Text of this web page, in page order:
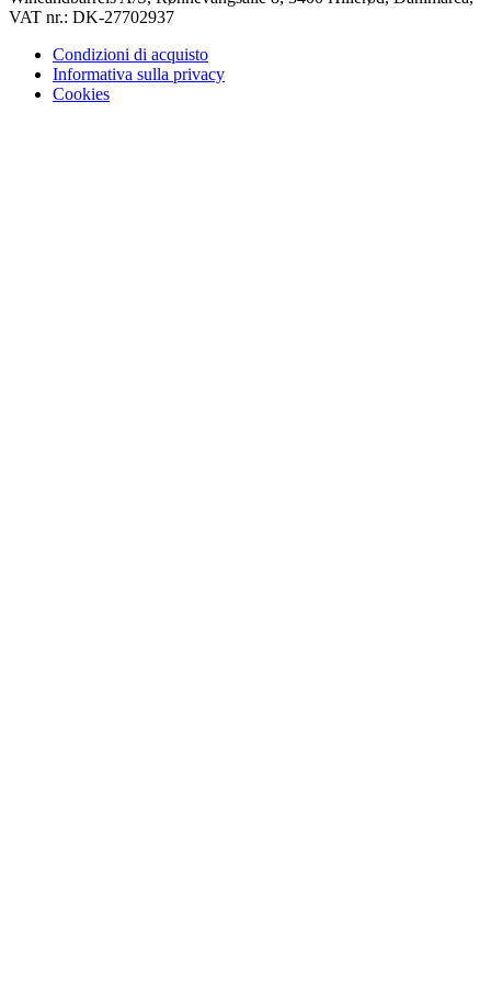
VAT nr.: DK-27702937
Condizioni di acquisto
Informativa sulla privacy
Cookies